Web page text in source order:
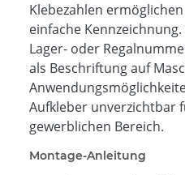
Klebezahlen
einfache
Lager- oder
als Beschriftung auf
Aufkleber unverzichtbar
gewerblichen Bereich.
Montage-Anleitung